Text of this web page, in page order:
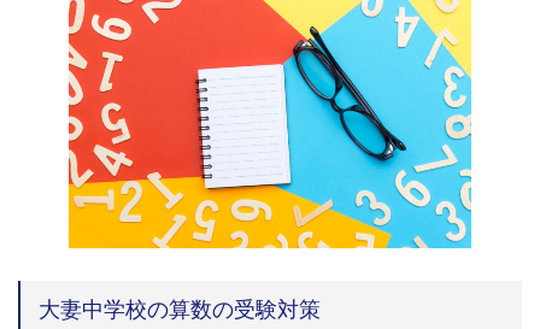
大妻中学校の算数の受験対策